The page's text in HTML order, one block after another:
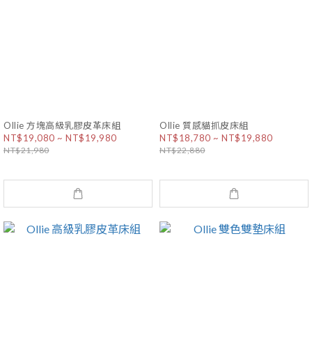
Ollie 方塊高級乳膠皮革床組
NT$19,080 ~ NT$19,980
NT$21,980
Ollie 質感貓抓皮床組
NT$18,780 ~ NT$19,880
NT$22,880